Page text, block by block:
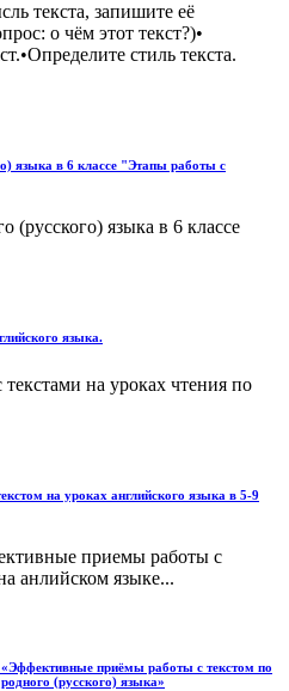
текста, запишите её
о чём этот текст?)•
стиль текста.
языка в 6 классе "Этапы работы с
языка в 6 классе
языка.
на уроках чтения по
на уроках английского языка в 5-9
приемы работы с
анлийском языке...
приёмы работы с текстом по
(русского) языка»